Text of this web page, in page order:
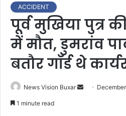
ACCIDENT
पूर्व मुखिया पुत्र
में मौत, डुमरांव
बतौर गॉर्ड थे
News Vision Buxar
1 minute read